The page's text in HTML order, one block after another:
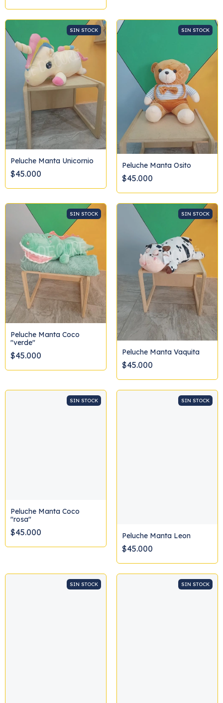
SIN STOCK
Peluche Manta Unicornio
$45.000
SIN STOCK
Peluche Manta Osito
$45.000
SIN STOCK
Peluche Manta Coco
"verde"
$45.000
SIN STOCK
Peluche Manta Vaquita
$45.000
SIN STOCK
Peluche Manta Coco
"rosa"
$45.000
SIN STOCK
Peluche Manta Leon
$45.000
SIN STOCK SIN STOCK